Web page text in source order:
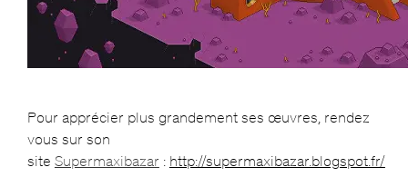
Pour apprécier plus grandement ses œuvres, rendez
vous sur son
site Supermaxibazar : http://supermaxibazar.blogspot.fr/